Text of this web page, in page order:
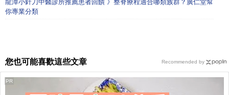
龍潭小針刀中醫診所推薦患者回饋 》整脊療程適合哪類族群？廣仁堂幫
你專業分類
您也可能喜歡這些文章
PR
Recommended by